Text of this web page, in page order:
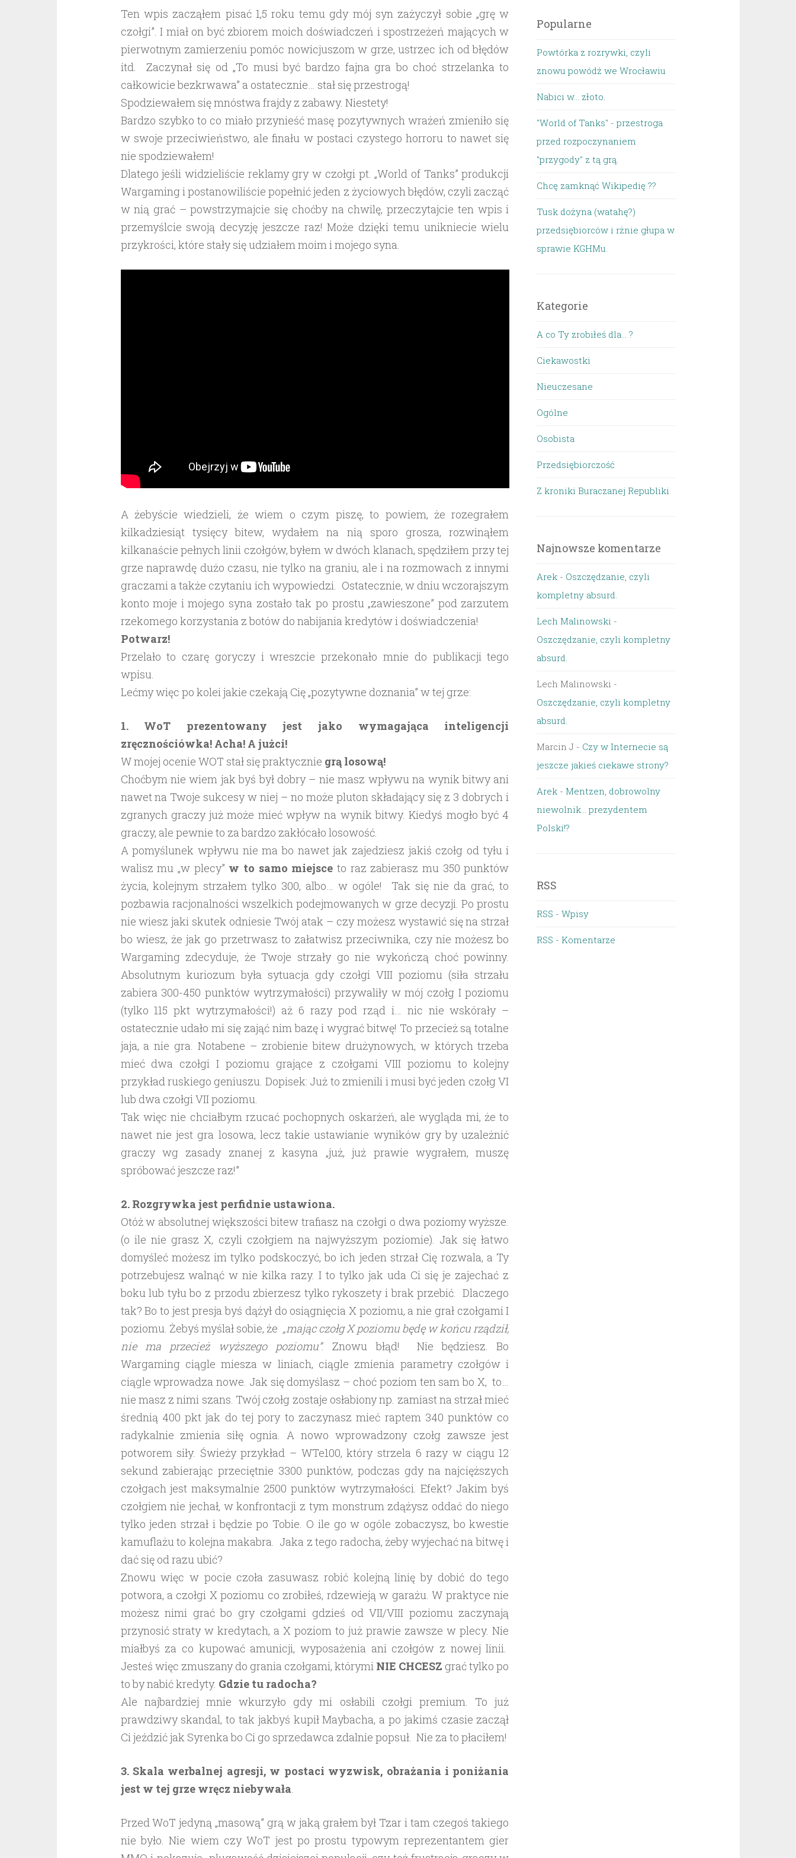
Ten wpis zacząłem pisać 1,5 roku temu gdy mój syn zażyczył sobie „grę w
czołgi”. I miał on być zbiorem moich doświadczeń i spostrzeżeń mających w
pierwotnym zamierzeniu pomóc nowicjuszom w grze, ustrzec ich od błędów
itd. Zaczynał się od „To musi być bardzo fajna gra bo choć strzelanka to
całkowicie bezkrwawa” a ostatecznie… stał się przestrogą!
Spodziewałem się mnóstwa frajdy z zabawy. Niestety!
Bardzo szybko to co miało przynieść masę pozytywnych wrażeń zmieniło się
w swoje przeciwieństwo, ale finału w postaci czystego horroru to nawet się
nie spodziewałem!
Dlatego jeśli widzieliście reklamy gry w czołgi pt. „World of Tanks” produkcji
Wargaming i postanowiliście popełnić jeden z życiowych błędów, czyli zacząć
w nią grać – powstrzymajcie się choćby na chwilę, przeczytajcie ten wpis i
przemyślcie swoją decyzję jeszcze raz! Może dzięki temu unikniecie wielu
przykrości, które stały się udziałem moim i mojego syna.
A żebyście wiedzieli, że wiem o czym piszę, to powiem, że rozegrałem
kilkadziesiąt tysięcy bitew, wydałem na nią sporo grosza, rozwinąłem
kilkanaście pełnych linii czołgów, byłem w dwóch klanach, spędziłem przy tej
grze naprawdę dużo czasu, nie tylko na graniu, ale i na rozmowach z innymi
graczami a także czytaniu ich wypowiedzi. Ostatecznie, w dniu wczorajszym
konto moje i mojego syna zostało tak po prostu „zawieszone” pod zarzutem
rzekomego korzystania z botów do nabijania kredytów i doświadczenia!
Potwarz!
Przelało to czarę goryczy i wreszcie przekonało mnie do publikacji tego
wpisu.
Lećmy więc po kolei jakie czekają Cię „pozytywne doznania” w tej grze:
1. WoT prezentowany jest jako wymagająca inteligencji
zręcznościówka! Acha! A jużci!
W mojej ocenie WOT stał się praktycznie grą losową!
Choćbym nie wiem jak byś był dobry – nie masz wpływu na wynik bitwy ani
nawet na Twoje sukcesy w niej – no może pluton składający się z 3 dobrych i
zgranych graczy już może mieć wpływ na wynik bitwy. Kiedyś mogło być 4
graczy, ale pewnie to za bardzo zakłócało losowość.
A pomyślunek wpływu nie ma bo nawet jak zajedziesz jakiś czołg od tyłu i
walisz mu „w plecy” w to samo miejsce to raz zabierasz mu 350 punktów
życia, kolejnym strzałem tylko 300, albo… w ogóle! Tak się nie da grać, to
pozbawia racjonalności wszelkich podejmowanych w grze decyzji. Po prostu
nie wiesz jaki skutek odniesie Twój atak – czy możesz wystawić się na strzał
bo wiesz, że jak go przetrwasz to załatwisz przeciwnika, czy nie możesz bo
Wargaming zdecyduje, że Twoje strzały go nie wykończą choć powinny.
Absolutnym kuriozum była sytuacja gdy czołgi VIII poziomu (siła strzału
zabiera 300-450 punktów wytrzymałości) przywaliły w mój czołg I poziomu
(tylko 115 pkt wytrzymałości!) aż 6 razy pod rząd i… nic nie wskórały –
ostatecznie udało mi się zająć nim bazę i wygrać bitwę! To przecież są totalne
jaja, a nie gra. Notabene – zrobienie bitew drużynowych, w których trzeba
mieć dwa czołgi I poziomu grające z czołgami VIII poziomu to kolejny
przykład ruskiego geniuszu. Dopisek: Już to zmienili i musi być jeden czołg VI
lub dwa czołgi VII poziomu.
Tak więc nie chciałbym rzucać pochopnych oskarżeń, ale wygląda mi, że to
nawet nie jest gra losowa, lecz takie ustawianie wyników gry by uzależnić
graczy wg zasady znanej z kasyna „już, już prawie wygrałem, muszę
spróbować jeszcze raz!”
2. Rozgrywka jest perfidnie ustawiona.
Otóż w absolutnej większości bitew trafiasz na czołgi o dwa poziomy wyższe.
(o ile nie grasz X, czyli czołgiem na najwyższym poziomie). Jak się łatwo
domyśleć możesz im tylko podskoczyć, bo ich jeden strzał Cię rozwala, a Ty
potrzebujesz walnąć w nie kilka razy. I to tylko jak uda Ci się je zajechać z
boku lub tyłu bo z przodu zbierzesz tylko rykoszety i brak przebić. Dlaczego
tak? Bo to jest presja byś dążył do osiągnięcia X poziomu, a nie grał czołgami I
poziomu. Żebyś myślał sobie, że „mając czołg X poziomu będę w końcu rządził,
nie ma przecież wyższego poziomu”. Znowu błąd! Nie będziesz. Bo
Wargaming ciągle miesza w liniach, ciągle zmienia parametry czołgów i
ciągle wprowadza nowe. Jak się domyślasz – choć poziom ten sam bo X, to…
nie masz z nimi szans. Twój czołg zostaje osłabiony np. zamiast na strzał mieć
średnią 400 pkt jak do tej pory to zaczynasz mieć raptem 340 punktów co
radykalnie zmienia siłę ognia. A nowo wprowadzony czołg zawsze jest
potworem siły. Świeży przykład – WTe100, który strzela 6 razy w ciągu 12
sekund zabierając przeciętnie 3300 punktów, podczas gdy na najcięższych
czołgach jest maksymalnie 2500 punktów wytrzymałości. Efekt? Jakim byś
czołgiem nie jechał, w konfrontacji z tym monstrum zdążysz oddać do niego
tylko jeden strzał i będzie po Tobie. O ile go w ogóle zobaczysz, bo kwestie
kamuflażu to kolejna makabra. Jaka z tego radocha, żeby wyjechać na bitwę i
dać się od razu ubić?
Znowu więc w pocie czoła zasuwasz robić kolejną linię by dobić do tego
potwora, a czołgi X poziomu co zrobiłeś, rdzewieją w garażu. W praktyce nie
możesz nimi grać bo gry czołgami gdzieś od VII/VIII poziomu zaczynają
przynosić straty w kredytach, a X poziom to już prawie zawsze w plecy. Nie
miałbyś za co kupować amunicji, wyposażenia ani czołgów z nowej linii.
Jesteś więc zmuszany do grania czołgami, którymi NIE CHCESZ grać tylko po
to by nabić kredyty. Gdzie tu radocha?
Ale najbardziej mnie wkurzyło gdy mi osłabili czołgi premium. To już
prawdziwy skandal, to tak jakbyś kupił Maybacha, a po jakimś czasie zaczął
Ci jeździć jak Syrenka bo Ci go sprzedawca zdalnie popsuł. Nie za to płaciłem!
3. Skala werbalnej agresji, w postaci wyzwisk, obrażania i poniżania
jest w tej grze wręcz niebywała
Przed WoT jedyną „masową” grą w jaką grałem był Tzar i tam czegoś takiego
nie było. Nie wiem czy WoT jest po prostu typowym reprezentantem gier
Popularne
Powtórka z rozrywki, czyli
znowu powódź we Wrocławiu
Nabici w... złoto.
"World of Tanks" - przestroga
przed rozpoczynaniem
"przygody" z tą grą.
Chcę zamknąć Wikipedię ??
Tusk dożyna (watahę?)
przedsiębiorców i rżnie głupa w
sprawie KGHMu.
Kategorie
A co Ty zrobiłeś dla… ?
Ciekawostki
Nieuczesane
Ogólne
Osobista
Przedsiębiorczość
Z kroniki Buraczanej Republiki
Najnowsze komentarze
Arek - Oszczędzanie, czyli
kompletny absurd.
Lech Malinowski -
Oszczędzanie, czyli kompletny
absurd.
Lech Malinowski -
Oszczędzanie, czyli kompletny
absurd.
Marcin J - Czy w Internecie są
jeszcze jakieś ciekawe strony?
Arek - Mentzen, dobrowolny
niewolnik… prezydentem
Polski!?
RSS
RSS - Wpisy
RSS - Komentarze